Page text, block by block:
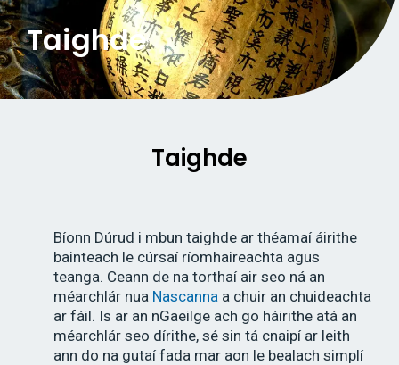
Taighde
Taighde
Bíonn Dúrud i mbun taighde ar théamaí áirithe
bainteach le cúrsaí ríomhaireachta agus
teanga. Ceann de na torthaí air seo ná an
méarchlár nua Nascanna a chuir an chuideachta
ar fáil. Is ar an nGaeilge ach go háirithe atá an
méarchlár seo dírithe, sé sin tá cnaipí ar leith
ann do na gutaí fada mar aon le bealach simplí